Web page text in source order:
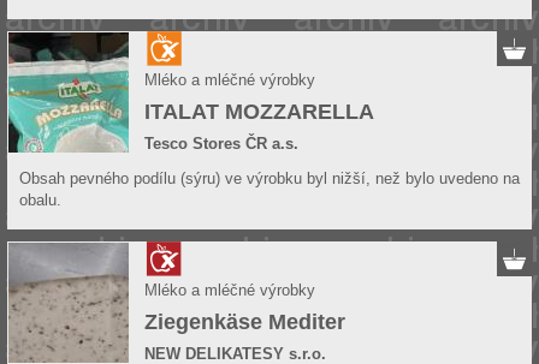
Mléko a mléčné výrobky
ITALAT MOZZARELLA
Tesco Stores ČR a.s.
Obsah pevného podílu (sýru) ve výrobku byl nižší, než bylo uvedeno na
obalu.
Mléko a mléčné výrobky
Ziegenkäse Mediter
NEW DELIKATESY s.r.o.